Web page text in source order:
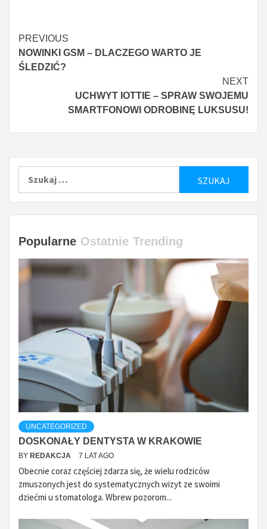
Czytaj
więcej
PREVIOUS
NOWINKI GSM – DLACZEGO WARTO JE
ŚLEDZIĆ?
NEXT
UCHWYT IOTTIE – SPRAW SWOJEMU
SMARTFONOWI ODROBINĘ LUKSUSU!
Popularne Ostatnie Trending
UNCATEGORIZED
DOSKONAŁY DENTYSTA W KRAKOWIE
BY REDAKCJA 7 LAT AGO
Obecnie coraz częściej zdarza się, że wielu rodziców
zmuszonych jest do systematycznych wizyt ze swoimi
dziećmi u stomatologa. Wbrew pozorom...